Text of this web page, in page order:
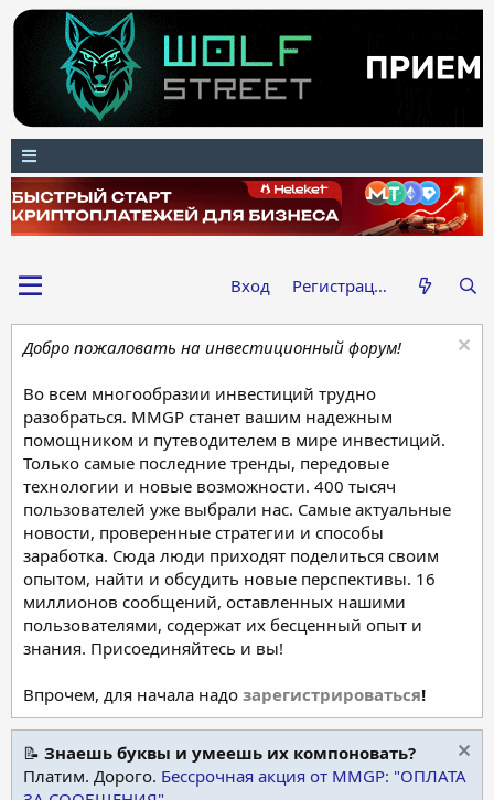
Вход Регистрация
Добро пожаловать на инвестиционный форум!
Во всем многообразии инвестиций трудно
разобраться. MMGP станет вашим надежным
помощником и путеводителем в мире инвестиций.
Только самые последние тренды, передовые
технологии и новые возможности. 400 тысяч
пользователей уже выбрали нас. Самые актуальные
новости, проверенные стратегии и способы
заработка. Сюда люди приходят поделиться своим
опытом, найти и обсудить новые перспективы. 16
миллионов сообщений, оставленных нашими
пользователями, содержат их бесценный опыт и
знания. Присоединяйтесь и вы!
Впрочем, для начала надо зарегистрироваться!
📝 Знаешь буквы и умеешь их компоновать?
Платим. Дорого. Бессрочная акция от MMGP: "ОПЛАТА